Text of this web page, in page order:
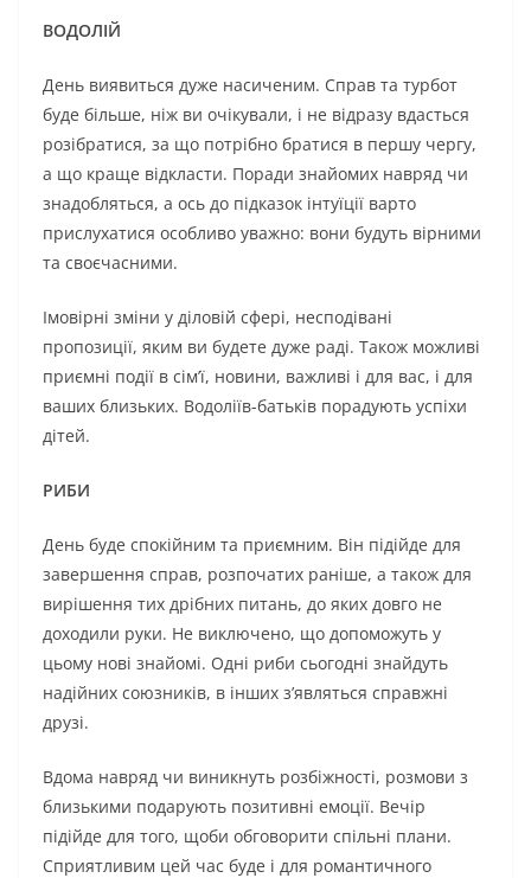
ВОДОЛІЙ
День виявиться дуже насиченим. Справ та турбот
буде більше, ніж ви очікували, і не відразу вдасться
розібратися, за що потрібно братися в першу чергу,
а що краще відкласти. Поради знайомих навряд чи
знадобляться, а ось до підказок інтуїції варто
прислухатися особливо уважно: вони будуть вірними
та своєчасними.
Імовірні зміни у діловій сфері, несподівані
пропозиції, яким ви будете дуже раді. Також можливі
приємні події в сім’ї, новини, важливі і для вас, і для
ваших близьких. Водоліїв-батьків порадують успіхи
дітей.
РИБИ
День буде спокійним та приємним. Він підійде для
завершення справ, розпочатих раніше, а також для
вирішення тих дрібних питань, до яких довго не
доходили руки. Не виключено, що допоможуть у
цьому нові знайомі. Одні риби сьогодні знайдуть
надійних союзників, в інших з’являться справжні
друзі.
Вдома навряд чи виникнуть розбіжності, розмови з
близькими подарують позитивні емоції. Вечір
підійде для того, щоби обговорити спільні плани.
Сприятливим цей час буде і для романтичного